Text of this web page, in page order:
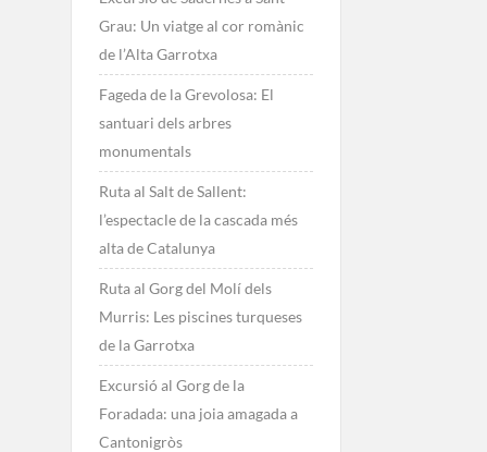
Grau: Un viatge al cor romànic
de l’Alta Garrotxa
Fageda de la Grevolosa: El
santuari dels arbres
monumentals
Ruta al Salt de Sallent:
l’espectacle de la cascada més
alta de Catalunya
Ruta al Gorg del Molí dels
Murris: Les piscines turqueses
de la Garrotxa
Excursió al Gorg de la
Foradada: una joia amagada a
Cantonigròs